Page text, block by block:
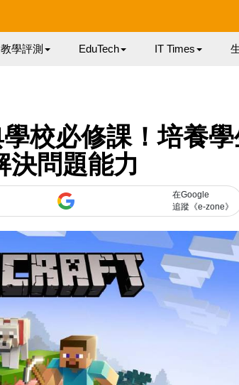
教學評測 EduTech IT Times
校必修課！培養
決問題能力
在Google
追蹤《e-zone》